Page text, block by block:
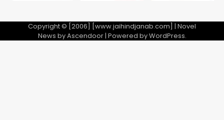
Copyright © [2006] [www.jaihindjanab.com] | Novel
News byAscendoor| Powered byWordPress.